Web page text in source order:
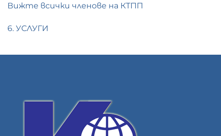
Вижте всички членове на КТПП
6. УСЛУГИ